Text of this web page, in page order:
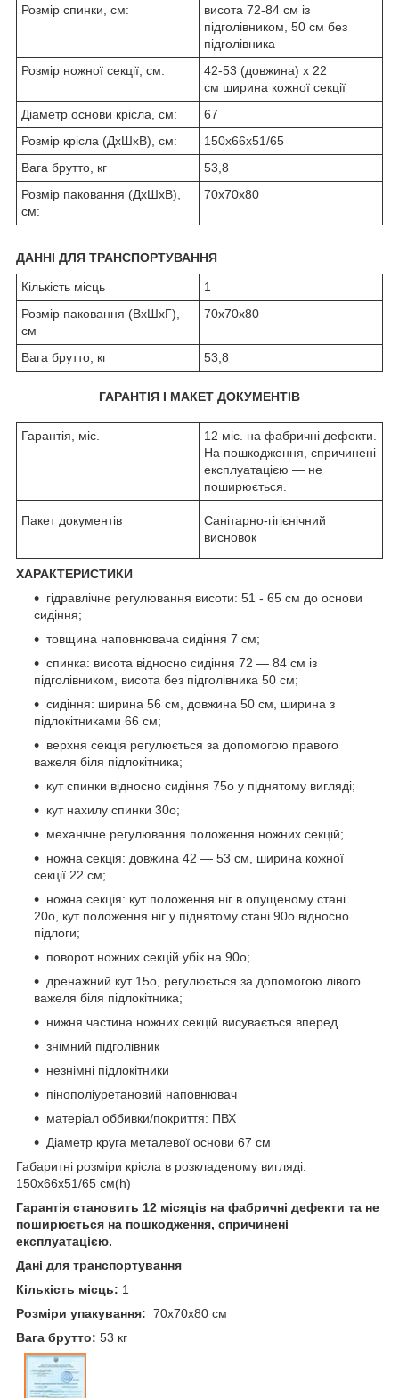
Розмір спинки, см:
висота 72-84 см із
підголівником, 50 см без
підголівника
Розмір ножної секції, см:
42-53 (довжина) х 22
см ширина кожної секції
Діаметр основи крісла, см:
67
Розмір крісла (ДхШхВ), см:
150х66х51/65
Вага брутто, кг
53,8
Розмір паковання (ДхШхВ),
см:
70х70х80
ДАННІ ДЛЯ ТРАНСПОРТУВАННЯ
Кількість місць
1
Розмір паковання (ВхШхГ),
см
70х70х80
Вага брутто, кг 53,8
ГАРАНТІЯ І МАКЕТ ДОКУМЕНТІВ
Гарантія, міс.
12 міс. на фабричні дефекти.
На пошкодження, спричинені
експлуатацією — не
поширюється.
Пакет документів
Санітарно-гігієнічний
висновок
ХАРАКТЕРИСТИКИ
гідравлічне регулювання висоти: 51 - 65 см до основи
сидіння;
товщина наповнювача сидіння 7 см;
спинка: висота відносно сидіння 72 — 84 см із
підголівником, висота без підголівника 50 см;
сидіння: ширина 56 см, довжина 50 см, ширина з
підлокітниками 66 см;
верхня секція регулюється за допомогою правого
важеля біля підлокітника;
кут спинки відносно сидіння 75о у піднятому вигляді;
кут нахилу спинки 30о;
механічне регулювання положення ножних секцій;
ножна секція: довжина 42 — 53 см, ширина кожної
секції 22 см;
ножна секція: кут положення ніг в опущеному стані
20о , кут положення ніг у піднятому стані 90о відносно
підлоги;
поворот ножних секцій убік на 90о;
дренажний кут 15о , регулюється за допомогою лівого
важеля біля підлокітника;
нижня частина ножних секцій висувається вперед
знімний підголівник
незнімні підлокітники
пінополіуретановий наповнювач
матеріал оббивки/покриття: ПВХ
Діаметр круга металевої основи 67 см
Габаритні розміри крісла в розкладеному вигляді:
150х66х51/65 см(h)
Гарантія становить 12 місяців на фабричні дефекти та не
поширюється на пошкодження, спричинені
експлуатацією.
Дані для транспортування
Кількість місць: 1
Розміри упакування: 70х70х80 см
Вага брутто: 53 кг